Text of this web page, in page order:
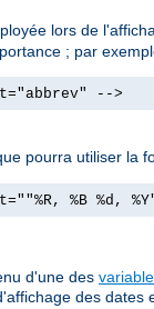
lors de
; par
-->
pourra utiliser la
%B %d,
d'une des
des dates